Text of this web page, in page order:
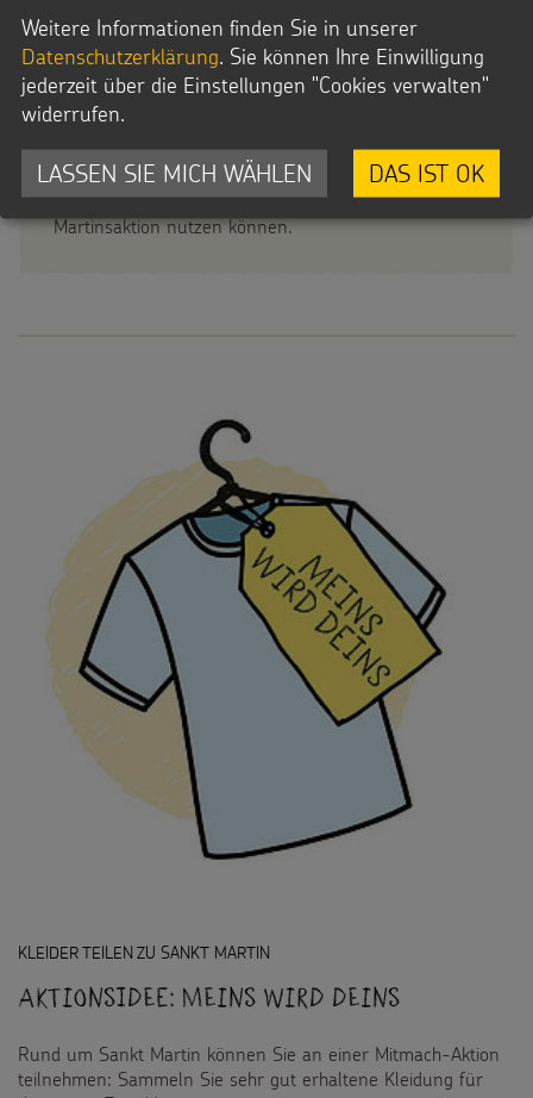
aufder Internetseite der Diözese Rottenburg-Stuttgart
Abstandsregeln und Hygienekonzepte sind wichtig!
Fürs Sternsingen haben wireiniges für Sie
zusammengestellt, dass Sie auch für Ihre
Martinsaktion nutzen können.
KLEIDER TEILEN ZU SANKT MARTIN
Aktionsidee: Meins wird Deins
Rund um Sankt Martin können Sie an einer Mitmach-Aktion
teilnehmen: Sammeln Sie sehr gut erhaltene Kleidung für
Weitere Informationen finden Sie in unserer
Datenschutzerklärung. Sie können Ihre Einwilligung
jederzeit über die Einstellungen "Cookies verwalten"
widerrufen.
LASSEN SIE MICH WÄHLEN DAS IST OK